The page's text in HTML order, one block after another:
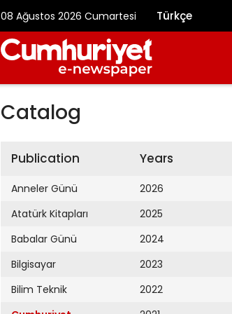
08 Ağustos 2026 Cumartesi Türkçe
Catalog
Publication
Anneler Günü
Atatürk Kitapları
Babalar Günü
Bilgisayar
Bilim Teknik
Years
2026
2025
2024
2023
2022